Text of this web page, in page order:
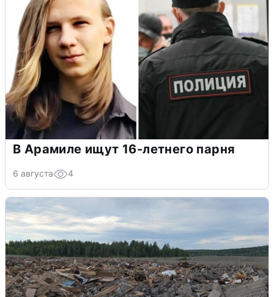
В Арамиле ищут 16-летнего парня
6 августа 4